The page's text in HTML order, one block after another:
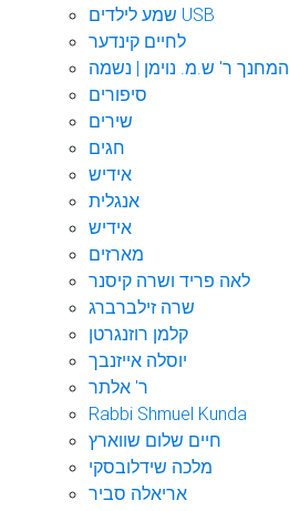
שמע לילדים USB
לחיים קינדער
המחנך ר' ש.מ. נוימן | נשמה
סיפורים
שירים
חגים
אידיש
אנגלית
אידיש
מארזים
לאה פריד ושרה קיסנר
שרה זילברברג
קלמן רוזנגרטן
יוסלה אייזנבך
ר' אלתר
Rabbi Shmuel Kunda
חיים שלום שווארץ
מלכה שידלובסקי
אריאלה סביר